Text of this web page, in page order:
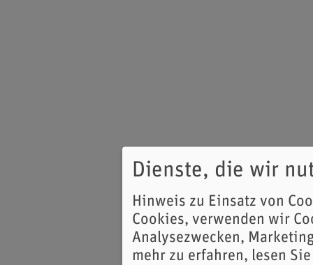
Dienste, die wir
Hinweis zu Einsatz von
Cookies, verwenden wir
Analysezwecken,
mehr zu erfahren, lesen